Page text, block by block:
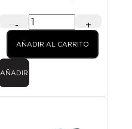
- +
AÑADIR AL CARRITO
AÑADIR